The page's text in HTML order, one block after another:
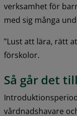
verksamhet för
med sig många
”Lust att lära, rätt
förskolor.
Så går det
vårdnadshavare